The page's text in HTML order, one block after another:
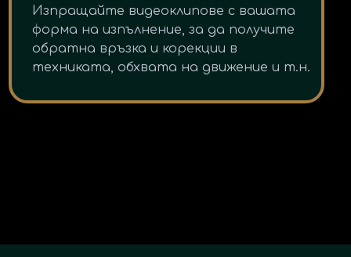
Изпращайте видеоклипове с вашата
форма на изпълнение, за да получите
обратна връзка и корекции в
техниката, обхвата на движение и т.н.